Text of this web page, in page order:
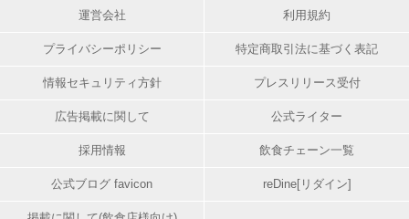
運営会社 利用規約
プライバシーポリシー 特定商取引法に基づく表記
情報セキュリティ方針 プレスリリース受付
広告掲載に関して 公式ライター
採用情報 飲食チェーン一覧
公式ブログ favicon reDine[リダイン]